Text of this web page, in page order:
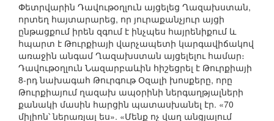
Փետրվարին Դավութօղլուն այցելեց Ղազախստան,
որտեղ հայտարարեց, որ յուրաքանչյուր այցի
ընթացքում իրեն զգում է ինչպես հայրենիքում և
հպարտ է Թուրքիայի վարչապետի կարգավիճակով
առաջին անգամ Ղազախստան այցելելու համար։
Դավութօղլուն Նազարբաևին հիշեցրել է Թուրքիայի
8-րդ նախագահ Թուրգութ Օզալի խոսքերը, որը
Թուրքիայում ղազախ ապօրինի ներգաղթյալների
քանակի մասին հարցին պատասխանել էր. «70
միլիոն՝ ներառյալ ես». «Մենք ոչ վաղ անցյալում